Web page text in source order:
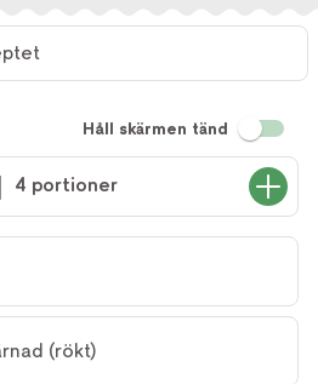
Håll skärmen tänd
4 portioner
(rökt)